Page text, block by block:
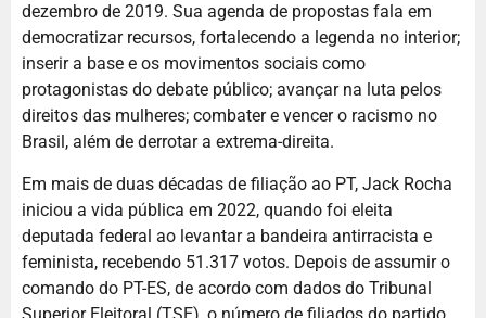
dezembro de 2019. Sua agenda de propostas fala em
democratizar recursos, fortalecendo a legenda no interior;
inserir a base e os movimentos sociais como
protagonistas do debate público; avançar na luta pelos
direitos das mulheres; combater e vencer o racismo no
Brasil, além de derrotar a extrema-direita.
Em mais de duas décadas de filiação ao PT, Jack Rocha
iniciou a vida pública em 2022, quando foi eleita
deputada federal ao levantar a bandeira antirracista e
feminista, recebendo 51.317 votos. Depois de assumir o
comando do PT-ES, de acordo com dados do Tribunal
Superior Eleitoral (TSE), o número de filiados do partido